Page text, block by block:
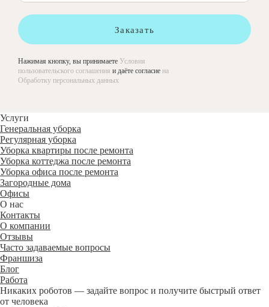
Заказать
Нажимая кнопку, вы принимаете Условия
пользовательского соглашения и даёте согласие на
Обработку персональных данных
Услуги
Генеральная уборка
Регулярная уборка
Уборка квартиры после ремонта
Уборка коттеджа после ремонта
Уборка офиса после ремонта
Загородные дома
Офисы
О нас
Контакты
О компании
Отзывы
Часто задаваемые вопросы
Франшиза
Блог
Работа
Никаких роботов — задайте вопрос и получите быстрый ответ
от человека